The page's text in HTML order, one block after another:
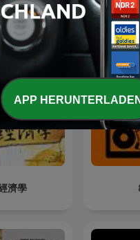
濟學
APP HERUNTERLADEN